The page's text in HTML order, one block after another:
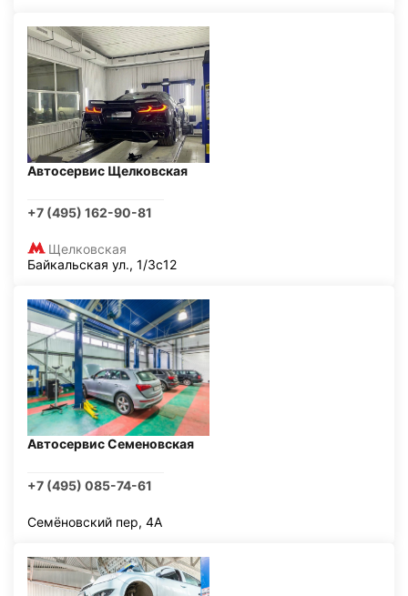
Автосервис Щелковская
+7 (495) 162-90-81
Щелковская
Байкальская ул., 1/3с12
Автосервис Семеновская
+7 (495) 085-74-61
Семёновский пер, 4А